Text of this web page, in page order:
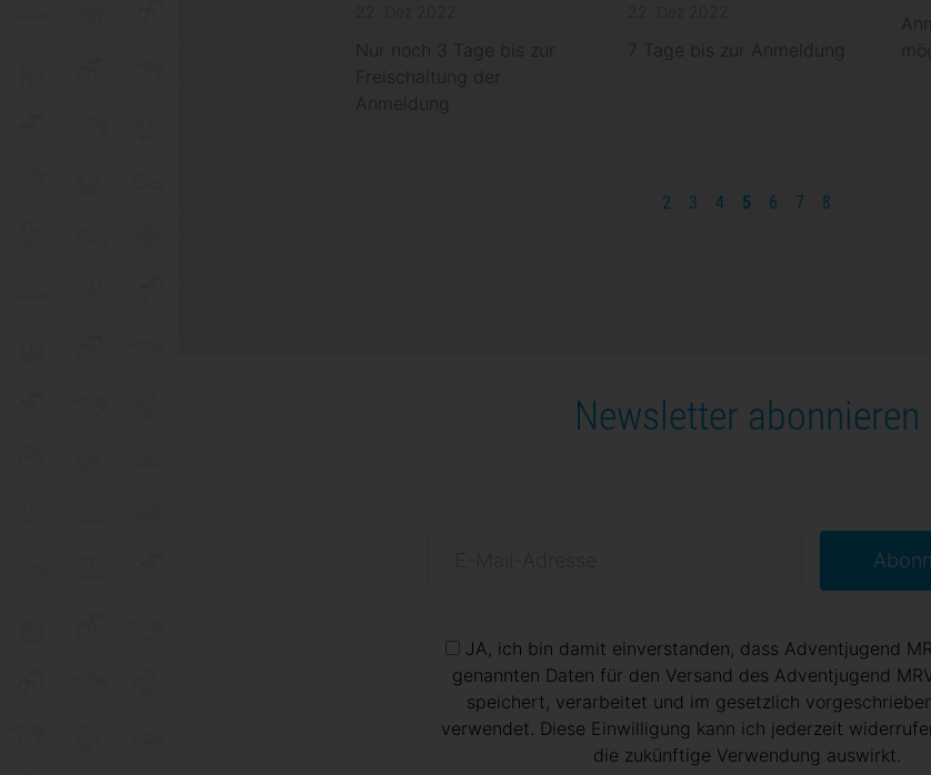
Nur noch 3 Tage bis zur
Freischaltung der
Anmeldung
7 Tage bis zur Anmeldung
2 3 4 5 6 7 8
Newsletter abonnieren
JA, ich bin damit einverstanden, dass Adventjugend
genannten Daten für den Versand des Adventjugend
speichert, verarbeitet und im gesetzlich
verwendet. Diese Einwilligung kann ich jederzeit
die zukünftige Verwendung auswirkt.